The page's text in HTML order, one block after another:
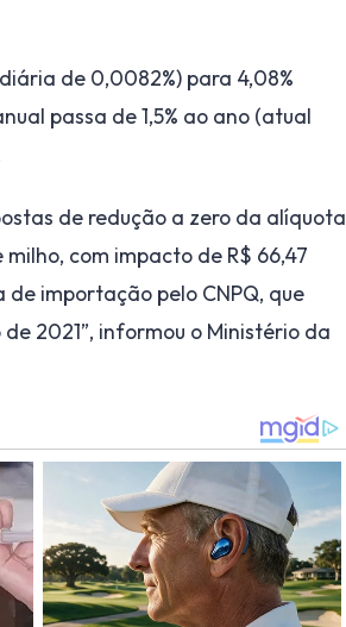
de 0,0082%) para 4,08%
passa de 1,5% ao ano (atual
de redução a zero da alíquota
com impacto de R$ 66,47
importação pelo CNPQ, que
2021”, informou o Ministério da